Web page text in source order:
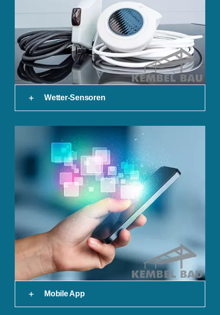
Wetter-Sensoren
Mobile App